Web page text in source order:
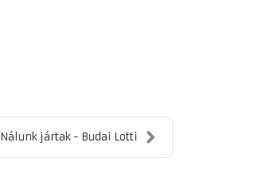
Nálunk jártak - Budai Lotti